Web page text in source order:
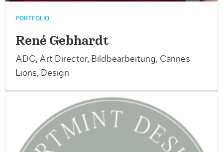
PORTFOLIO
René Gebhardt
ADC, Art Director, Bildbearbeitung, Cannes
Lions, Design